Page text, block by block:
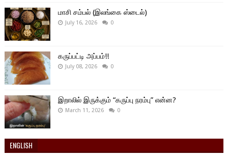
மாசி சம்பல் (இலங்கை ஸ்டைல்)
July 16, 2026 0
கருப்பட்டி அப்பம்!!
July 08, 2026 0
இறாலில் இருக்கும் “கருப்பு நரம்பு” என்ன?
March 11, 2026 0
ENGLISH